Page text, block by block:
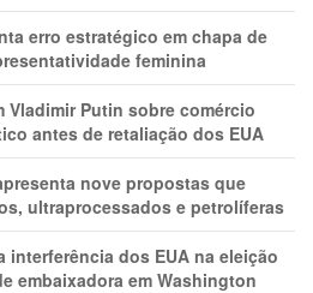
erro estratégico em chapa de
feminina
Vladimir Putin sobre comércio
antes de retaliação dos EUA
nove propostas que
ultraprocessados e petrolíferas
interferência dos EUA na eleição
embaixadora em Washington